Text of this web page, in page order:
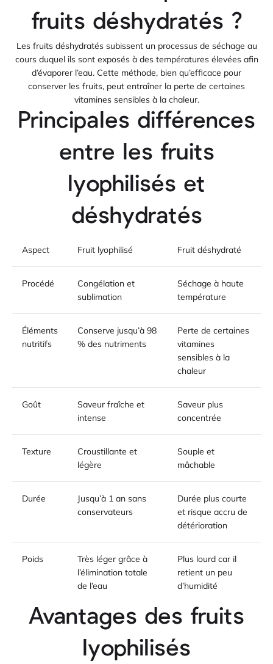
fruits déshydratés ?
Les fruits déshydratés subissent un processus de séchage au
cours duquel ils sont exposés à des températures élevées afin
d’évaporer l’eau. Cette méthode, bien qu’efficace pour
conserver les fruits, peut entraîner la perte de certaines
vitamines sensibles à la chaleur.
Principales différences
entre les fruits
lyophilisés et
déshydratés
Aspect Fruit lyophilisé Fruit déshydraté
Procédé
Congélation et
sublimation
Séchage à haute
température
Éléments
nutritifs
Conserve jusqu’à 98
% des nutriments
Perte de certaines
vitamines
sensibles à la
chaleur
Goût
Saveur fraîche et
intense
Saveur plus
concentrée
Texture
Croustillante et
légère
Souple et
mâchable
Durée
Jusqu’à 1 an sans
conservateurs
Durée plus courte
et risque accru de
détérioration
Poids
Très léger grâce à
l’élimination totale
de l’eau
Plus lourd car il
retient un peu
d’humidité
Avantages des fruits
lyophilisés